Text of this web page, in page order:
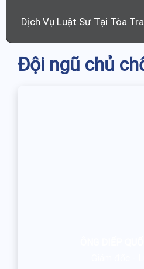
Dịch Vụ Luật Sư Tại Tòa
Đội ngũ chủ